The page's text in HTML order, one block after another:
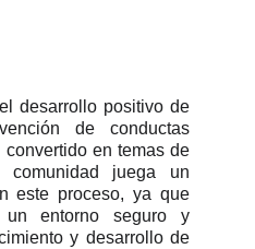
desarrollo positivo de
de conductas
en temas de
comunidad juega un
este proceso, ya que
un entorno seguro y
y desarrollo de